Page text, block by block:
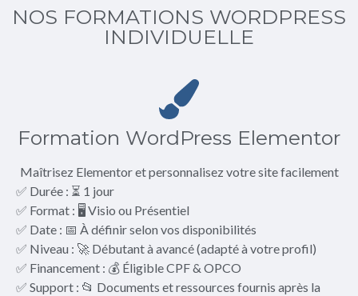
NOS FORMATIONS WORDPRESS
INDIVIDUELLE
Formation WordPress Elementor
Maîtrisez Elementor et personnalisez votre site facilement
✅ Durée : ⏳ 1 jour
✅ Format : 🖥️ Visio ou Présentiel
✅ Date : 📅 À définir selon vos disponibilités
✅ Niveau : 🚀 Débutant à avancé (adapté à votre profil)
✅ Financement : 💰 Éligible CPF & OPCO
✅ Support : 📂 Documents et ressources fournis après la